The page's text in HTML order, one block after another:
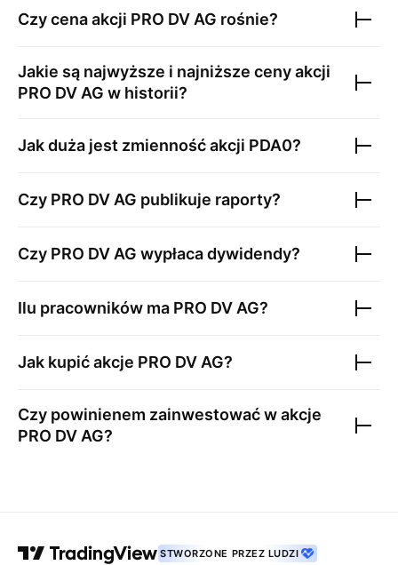
Czy cena akcji PRO DV AG rośnie?
Jakie są najwyższe i najniższe ceny akcji
PRO DV AG w historii?
Jak duża jest zmienność akcji PDA0?
Czy PRO DV AG publikuje raporty?
Czy PRO DV AG wypłaca dywidendy?
Ilu pracowników ma PRO DV AG?
Jak kupić akcje PRO DV AG?
Czy powinienem zainwestować w akcje
PRO DV AG?
STWORZONE PRZEZ LUDZI